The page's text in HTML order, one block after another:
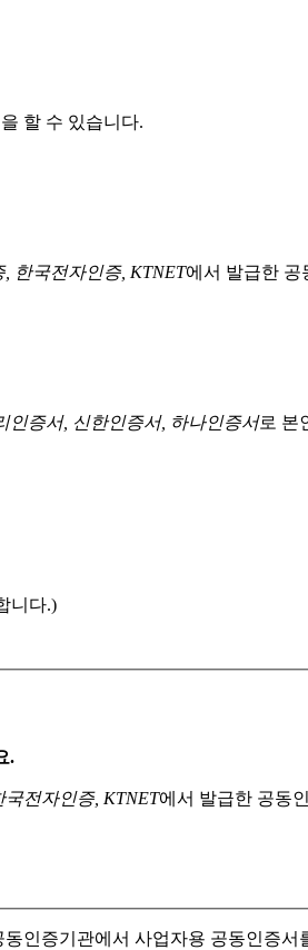
할 수 있습니다.
한국전자인증, KTNET에서 발급한 공
인증서, 신한인증서, 하나인증서로 본
니다.)
.
전자인증, KTNET에서 발급한 공동
인증기관에서 사업자용 공동인증서